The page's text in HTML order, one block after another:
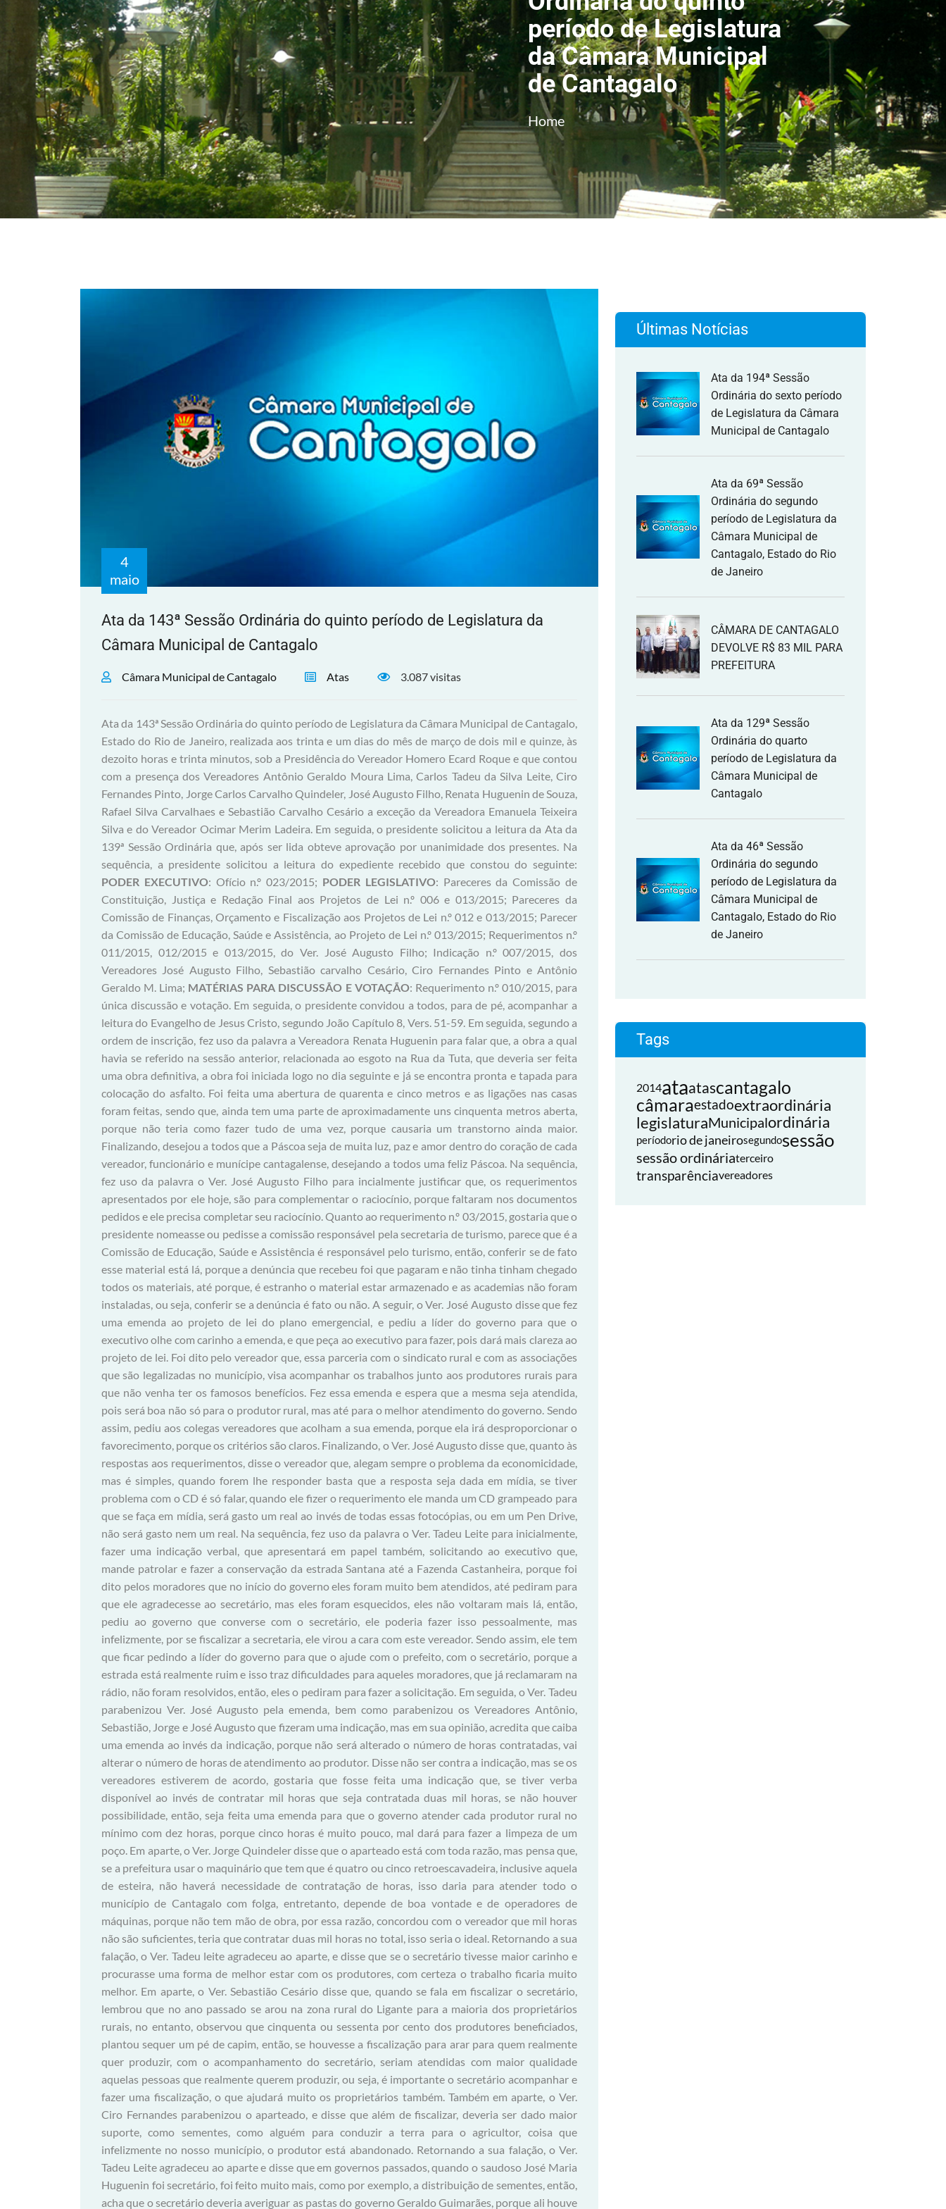
período de Legislatura
da Câmara Municipal
de Cantagalo
Home
4
maio
Ata da 143ª Sessão Ordinária do quinto período de Legislatura da
Câmara Municipal de Cantagalo
Câmara Municipal de Cantagalo Atas 3.087 visitas
Ata da 143ª Sessão Ordinária do quinto período de Legislatura da Câmara Municipal de Cantagalo,
Estado do Rio de Janeiro, realizada aos trinta e um dias do mês de março de dois mil e quinze, às
dezoito horas e trinta minutos, sob a Presidência do Vereador Homero Ecard Roque e que contou
com a presença dos Vereadores Antônio Geraldo Moura Lima, Carlos Tadeu da Silva Leite, Ciro
Fernandes Pinto, Jorge Carlos Carvalho Quindeler, José Augusto Filho, Renata Huguenin de Souza,
Rafael Silva Carvalhaes e Sebastião Carvalho Cesário a exceção da Vereadora Emanuela Teixeira
Silva e do Vereador Ocimar Merim Ladeira. Em seguida, o presidente solicitou a leitura da Ata da
139ª Sessão Ordinária que, após ser lida obteve aprovação por unanimidade dos presentes. Na
sequência, a presidente solicitou a leitura do expediente recebido que constou do seguinte:
PODER EXECUTIVO: Ofício n.º 023/2015; PODER LEGISLATIVO: Pareceres da Comissão de
Constituição, Justiça e Redação Final aos Projetos de Lei n.º 006 e 013/2015; Pareceres da
Comissão de Finanças, Orçamento e Fiscalização aos Projetos de Lei n.º 012 e 013/2015; Parecer
da Comissão de Educação, Saúde e Assistência, ao Projeto de Lei n.º 013/2015; Requerimentos n.º
011/2015, 012/2015 e 013/2015, do Ver. José Augusto Filho; Indicação n.º 007/2015, dos
Vereadores José Augusto Filho, Sebastião carvalho Cesário, Ciro Fernandes Pinto e Antônio
Geraldo M. Lima; MATÉRIAS PARA DISCUSSÃO E VOTAÇÃO: Requerimento n.º 010/2015, para
única discussão e votação. Em seguida, o presidente convidou a todos, para de pé, acompanhar a
leitura do Evangelho de Jesus Cristo, segundo João Capítulo 8, Vers. 51-59. Em seguida, segundo a
ordem de inscrição, fez uso da palavra a Vereadora Renata Huguenin para falar que, a obra a qual
havia se referido na sessão anterior, relacionada ao esgoto na Rua da Tuta, que deveria ser feita
uma obra definitiva, a obra foi iniciada logo no dia seguinte e já se encontra pronta e tapada para
colocação do asfalto. Foi feita uma abertura de quarenta e cinco metros e as ligações nas casas
foram feitas, sendo que, ainda tem uma parte de aproximadamente uns cinquenta metros aberta,
porque não teria como fazer tudo de uma vez, porque causaria um transtorno ainda maior.
Finalizando, desejou a todos que a Páscoa seja de muita luz, paz e amor dentro do coração de cada
vereador, funcionário e munícipe cantagalense, desejando a todos uma feliz Páscoa. Na sequência,
fez uso da palavra o Ver. José Augusto Filho para incialmente justificar que, os requerimentos
apresentados por ele hoje, são para complementar o raciocínio, porque faltaram nos documentos
pedidos e ele precisa completar seu raciocínio. Quanto ao requerimento n.º 03/2015, gostaria que o
presidente nomeasse ou pedisse a comissão responsável pela secretaria de turismo, parece que é a
Comissão de Educação, Saúde e Assistência é responsável pelo turismo, então, conferir se de fato
esse material está lá, porque a denúncia que recebeu foi que pagaram e não tinha tinham chegado
todos os materiais, até porque, é estranho o material estar armazenado e as academias não foram
instaladas, ou seja, conferir se a denúncia é fato ou não. A seguir, o Ver. José Augusto disse que fez
uma emenda ao projeto de lei do plano emergencial, e pediu a líder do governo para que o
executivo olhe com carinho a emenda, e que peça ao executivo para fazer, pois dará mais clareza ao
projeto de lei. Foi dito pelo vereador que, essa parceria com o sindicato rural e com as associações
que são legalizadas no município, visa acompanhar os trabalhos junto aos produtores rurais para
que não venha ter os famosos benefícios. Fez essa emenda e espera que a mesma seja atendida,
pois será boa não só para o produtor rural, mas até para o melhor atendimento do governo. Sendo
assim, pediu aos colegas vereadores que acolham a sua emenda, porque ela irá desproporcionar o
favorecimento, porque os critérios são claros. Finalizando, o Ver. José Augusto disse que, quanto às
respostas aos requerimentos, disse o vereador que, alegam sempre o problema da economicidade,
mas é simples, quando forem lhe responder basta que a resposta seja dada em mídia, se tiver
problema com o CD é só falar, quando ele fizer o requerimento ele manda um CD grampeado para
que se faça em mídia, será gasto um real ao invés de todas essas fotocópias, ou em um Pen Drive,
não será gasto nem um real. Na sequência, fez uso da palavra o Ver. Tadeu Leite para inicialmente,
fazer uma indicação verbal, que apresentará em papel também, solicitando ao executivo que,
mande patrolar e fazer a conservação da estrada Santana até a Fazenda Castanheira, porque foi
dito pelos moradores que no início do governo eles foram muito bem atendidos, até pediram para
que ele agradecesse ao secretário, mas eles foram esquecidos, eles não voltaram mais lá, então,
pediu ao governo que converse com o secretário, ele poderia fazer isso pessoalmente, mas
infelizmente, por se fiscalizar a secretaria, ele virou a cara com este vereador. Sendo assim, ele tem
que ficar pedindo a líder do governo para que o ajude com o prefeito, com o secretário, porque a
estrada está realmente ruim e isso traz dificuldades para aqueles moradores, que já reclamaram na
rádio, não foram resolvidos, então, eles o pediram para fazer a solicitação. Em seguida, o Ver. Tadeu
parabenizou Ver. José Augusto pela emenda, bem como parabenizou os Vereadores Antônio,
Sebastião, Jorge e José Augusto que fizeram uma indicação, mas em sua opinião, acredita que caiba
uma emenda ao invés da indicação, porque não será alterado o número de horas contratadas, vai
alterar o número de horas de atendimento ao produtor. Disse não ser contra a indicação, mas se os
vereadores estiverem de acordo, gostaria que fosse feita uma indicação que, se tiver verba
disponível ao invés de contratar mil horas que seja contratada duas mil horas, se não houver
possibilidade, então, seja feita uma emenda para que o governo atender cada produtor rural no
mínimo com dez horas, porque cinco horas é muito pouco, mal dará para fazer a limpeza de um
poço. Em aparte, o Ver. Jorge Quindeler disse que o aparteado está com toda razão, mas pensa que,
se a prefeitura usar o maquinário que tem que é quatro ou cinco retroescavadeira, inclusive aquela
de esteira, não haverá necessidade de contratação de horas, isso daria para atender todo o
município de Cantagalo com folga, entretanto, depende de boa vontade e de operadores de
máquinas, porque não tem mão de obra, por essa razão, concordou com o vereador que mil horas
não são suficientes, teria que contratar duas mil horas no total, isso seria o ideal. Retornando a sua
falação, o Ver. Tadeu leite agradeceu ao aparte, e disse que se o secretário tivesse maior carinho e
procurasse uma forma de melhor estar com os produtores, com certeza o trabalho ficaria muito
melhor. Em aparte, o Ver. Sebastião Cesário disse que, quando se fala em fiscalizar o secretário,
lembrou que no ano passado se arou na zona rural do Ligante para a maioria dos proprietários
rurais, no entanto, observou que cinquenta ou sessenta por cento dos produtores beneficiados,
plantou sequer um pé de capim, então, se houvesse a fiscalização para arar para quem realmente
quer produzir, com o acompanhamento do secretário, seriam atendidas com maior qualidade
aquelas pessoas que realmente querem produzir, ou seja, é importante o secretário acompanhar e
fazer uma fiscalização, o que ajudará muito os proprietários também. Também em aparte, o Ver.
Ciro Fernandes parabenizou o aparteado, e disse que além de fiscalizar, deveria ser dado maior
suporte, como sementes, como alguém para conduzir a terra para o agricultor, coisa que
infelizmente no nosso município, o produtor está abandonado. Retornando a sua falação, o Ver.
Tadeu Leite agradeceu ao aparte e disse que em governos passados, quando o saudoso José Maria
Huguenin foi secretário, foi feito muito mais, como por exemplo, a distribuição de sementes, então,
acha que o secretário deveria averiguar as pastas do governo Geraldo Guimarães, porque ali houve
Últimas Notícias
Ata da 194ª Sessão
Ordinária do sexto período
de Legislatura da Câmara
Municipal de Cantagalo
Ata da 69ª Sessão
Ordinária do segundo
período de Legislatura da
Câmara Municipal de
Cantagalo, Estado do Rio
de Janeiro
CÂMARA DE CANTAGALO
DEVOLVE R$ 83 MIL PARA
PREFEITURA
Ata da 129ª Sessão
Ordinária do quarto
período de Legislatura da
Câmara Municipal de
Cantagalo
Ata da 46ª Sessão
Ordinária do segundo
período de Legislatura da
Câmara Municipal de
Cantagalo, Estado do Rio
de Janeiro
Tags
2014ataatascantagalo
câmaraestadoextraordinária
legislaturaMunicipalordinária
períodorio de janeirosegundosessão
sessão ordináriaterceiro
transparênciavereadores